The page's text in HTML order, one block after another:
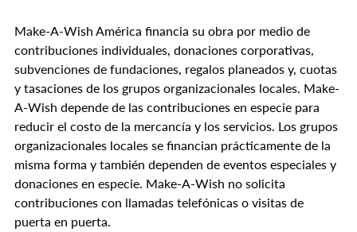
Make-A-Wish América financia su obra por medio de
contribuciones individuales, donaciones corporativas,
subvenciones de fundaciones, regalos planeados y, cuotas
y tasaciones de los grupos organizacionales locales. Make-
A-Wish depende de las contribuciones en especie para
reducir el costo de la mercancía y los servicios. Los grupos
organizacionales locales se financian prácticamente de la
misma forma y también dependen de eventos especiales y
donaciones en especie. Make-A-Wish no solicita
contribuciones con llamadas telefónicas o visitas de
puerta en puerta.